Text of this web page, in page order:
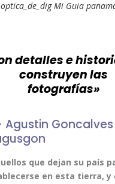
Mi Guia
detalles e
construyen las
fotografías»
Agustin Goncalves
que dejan su país
en esta tierra, y